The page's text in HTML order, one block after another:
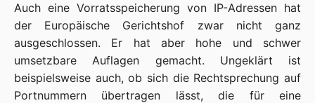
Auch eine Vorratsspeicherung von IP-Adressen hat
der Europäische Gerichtshof zwar nicht ganz
ausgeschlossen. Er hat aber hohe und schwer
umsetzbare Auflagen gemacht. Ungeklärt ist
beispielsweise auch, ob sich die Rechtsprechung auf
Portnummern übertragen lässt, die für eine